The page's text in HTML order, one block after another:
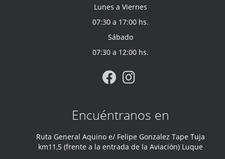
Lunes a Viernes
07:30 a 17:00 hs.
Sábado
07:30 a 12:00 hs.
Encuéntranos en
Ruta General Aquino e/ Felipe Gonzalez Tape Tuja
km11,5 (frente a la entrada de la Aviación) Luque